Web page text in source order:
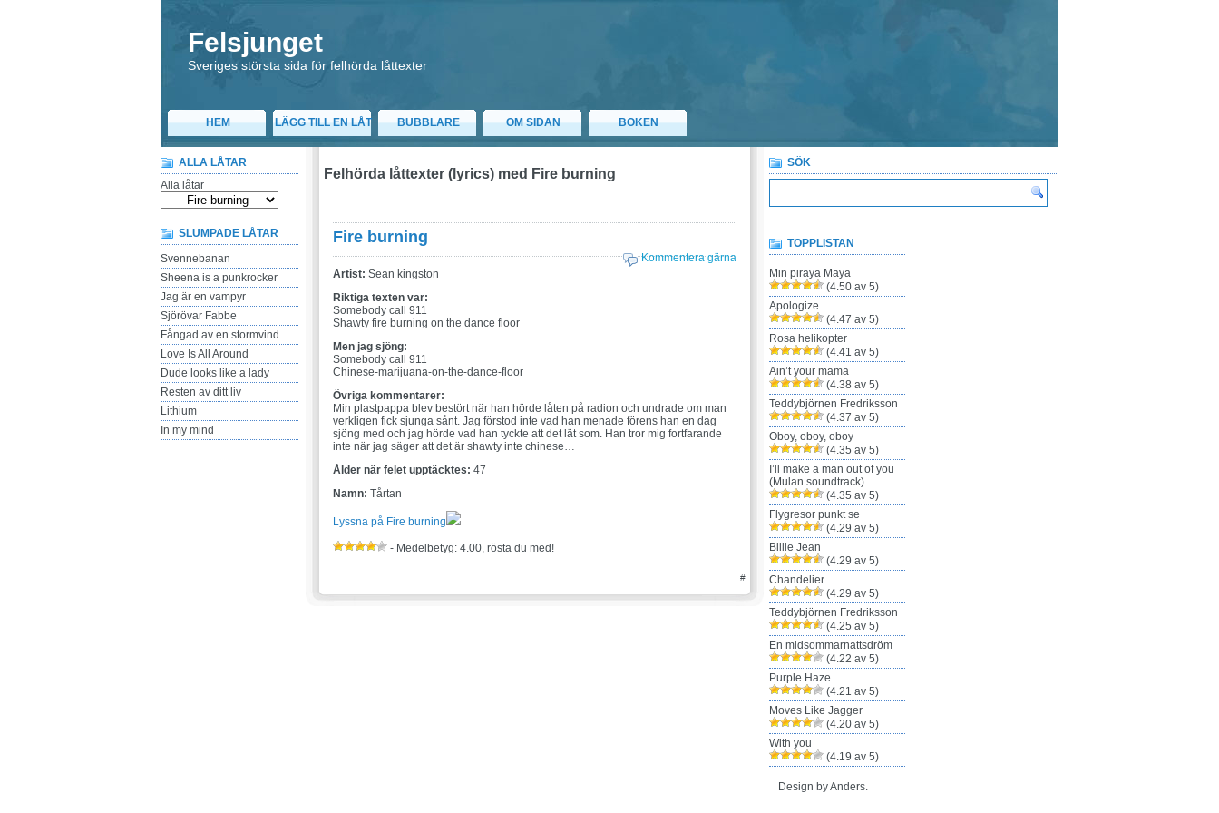
Felsjunget
Sveriges största sida för felhörda låttexter
HEM LÄGG TILL EN LÅT BUBBLARE OM SIDAN BOKEN
ALLA LÅTAR
Alla låtar
SLUMPADE LÅTAR
Svennebanan
Sheena is a punkrocker
Jag är en vampyr
Sjörövar Fabbe
Fångad av en stormvind
Love Is All Around
Dude looks like a lady
Resten av ditt liv
Lithium
In my mind
Felhörda låttexter (lyrics) med Fire burning
Fire burning
Kommentera gärna
Artist: Sean kingston
Riktiga texten var:
Somebody call 911
Shawty fire burning on the dance floor
Men jag sjöng:
Somebody call 911
Chinese-marijuana-on-the-dance-floor
Övriga kommentarer:
Min plastpappa blev bestört när han hörde låten på radion och undrade om man
verkligen fick sjunga sånt. Jag förstod inte vad han menade förens han en dag
sjöng med och jag hörde vad han tyckte att det lät som. Han tror mig fortfarande
inte när jag säger att det är shawty inte chinese…
Ålder när felet upptäcktes: 47
Namn: Tårtan
Lyssna på Fire burning
- Medelbetyg: 4.00, rösta du med!
#
SÖK
TOPPLISTAN
Min piraya Maya
(4.50 av 5)
Apologize
(4.47 av 5)
Rosa helikopter
(4.41 av 5)
Ain’t your mama
(4.38 av 5)
Teddybjörnen Fredriksson
(4.37 av 5)
Oboy, oboy, oboy
(4.35 av 5)
I’ll make a man out of you
(Mulan soundtrack)
(4.35 av 5)
Flygresor punkt se
(4.29 av 5)
Billie Jean
(4.29 av 5)
Chandelier
(4.29 av 5)
Teddybjörnen Fredriksson
(4.25 av 5)
En midsommarnattsdröm
(4.22 av 5)
Purple Haze
(4.21 av 5)
Moves Like Jagger
(4.20 av 5)
With you
(4.19 av 5)
Design by Anders.